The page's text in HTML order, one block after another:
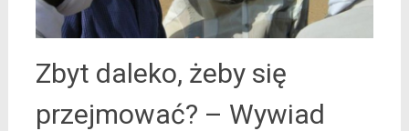
Zbyt daleko, żeby się
przejmować? – Wywiad